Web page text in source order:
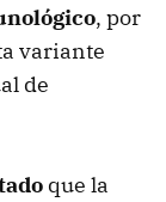
, por
variante
de
que la